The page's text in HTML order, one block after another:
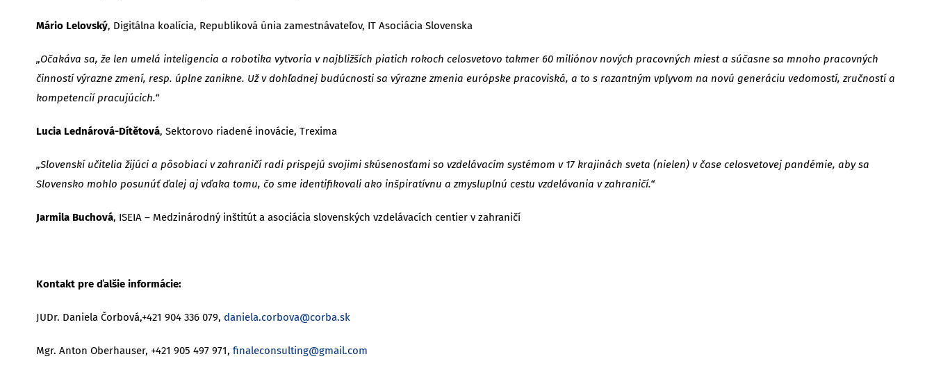
Mário Lelovský, Digitálna koalícia, Republiková únia zamestnávateľov, IT Asociácia Slovenska
„Očakáva sa, že len umelá inteligencia a robotika vytvoria v najbližších piatich rokoch celosvetovo takmer 60 miliónov nových pracovných miest a súčasne sa mnoho pracovných
činností výrazne zmení, resp. úplne zanikne. Už v dohľadnej budúcnosti sa výrazne zmenia európske pracoviská, a to s razantným vplyvom na novú generáciu vedomostí, zručností a
kompetencií pracujúcich.“
Lucia Lednárová-Dítětová, Sektorovo riadené inovácie, Trexima
„Slovenskí učitelia žijúci a pôsobiaci v zahraničí radi prispejú svojimi skúsenosťami so vzdelávacím systémom v 17 krajinách sveta (nielen) v čase celosvetovej pandémie, aby sa
Slovensko mohlo posunúť ďalej aj vďaka tomu, čo sme identifikovali ako inšpiratívnu a zmysluplnú cestu vzdelávania v zahraničí.“
Jarmila Buchová, ISEIA – Medzinárodný inštitút a asociácia slovenských vzdelávacích centier v zahraničí
Kontakt pre ďalšie informácie:
JUDr. Daniela Čorbová,+421 904 336 079, daniela.corbova@corba.sk
Mgr. Anton Oberhauser, +421 905 497 971, finaleconsulting@gmail.com